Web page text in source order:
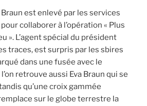
est enlevé par les services
collaborer à l’opération « Plus
». L’agent spécial du président
traces, est surpris par les sbires
dans une fusée avec le
retrouve aussi Eva Braun qui se
qu’une croix gammée
sur le globe terrestre la